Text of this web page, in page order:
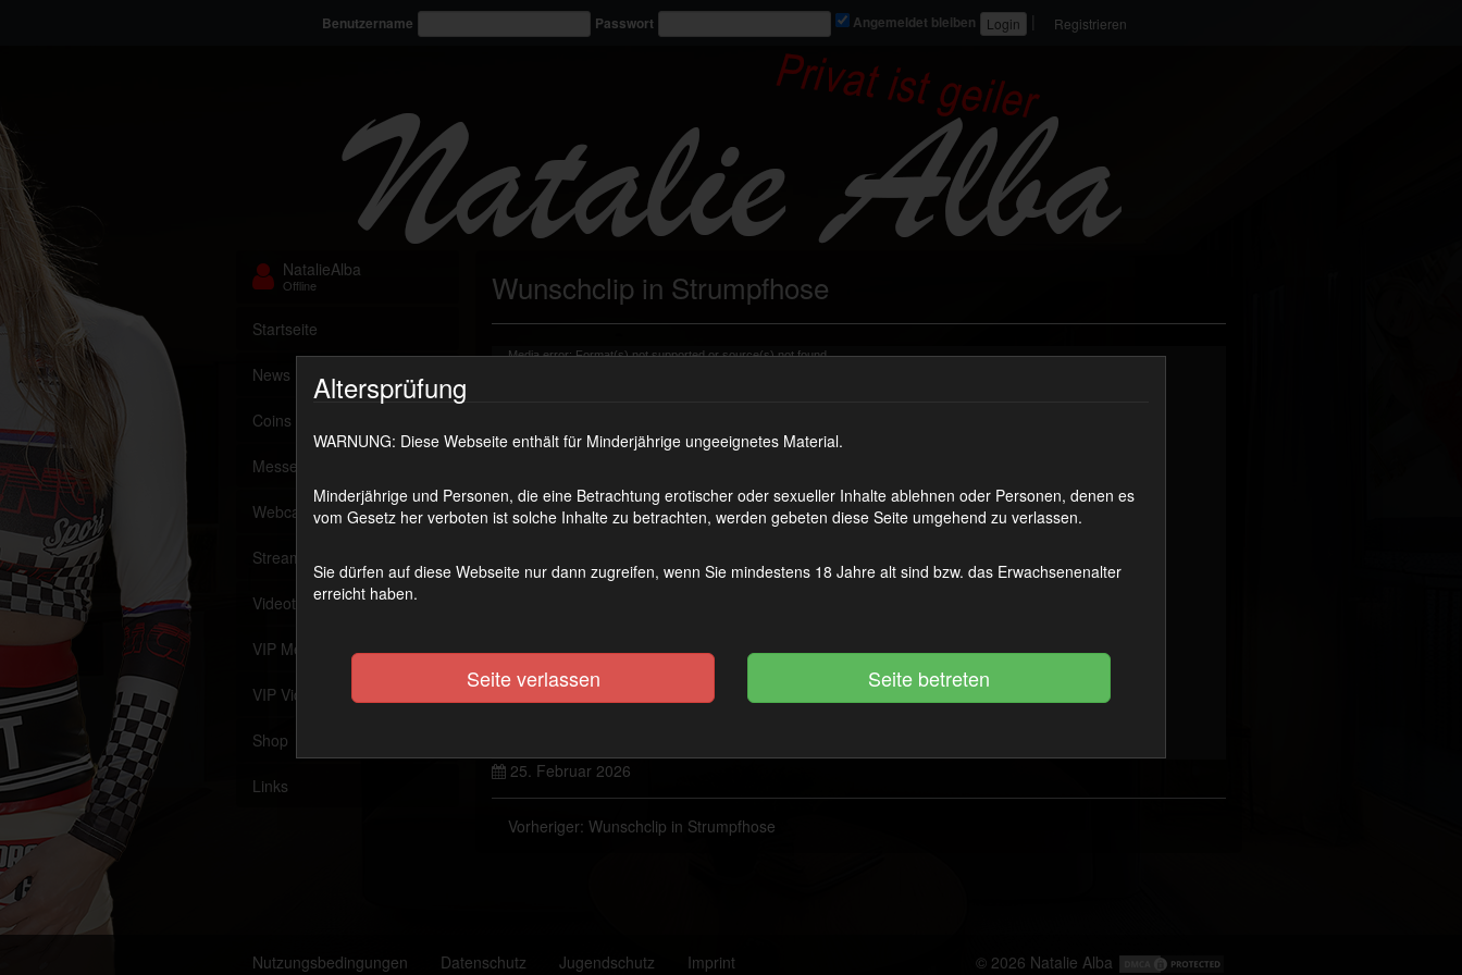
Benutzername Passwort Angemeldet bleiben Registrieren
NatalieAlba
Offline
Startseite
News
Coins aufladen
Messenger
Webcam Offline
Streaming (VoD)
Videothek
VIP Member werden
VIP Videothek
Shop
Links
Wunschclip in Strumpfhose
Video-
Media error: Format(s) not supported or source(s) not found
25. Februar 2026
Vorheriger: Wunschclip in Strumpfhose
Nutzungsbedingungen Datenschutz Jugendschutz Imprint © 2026 Natalie Alba
Altersprüfung
WARNUNG: Diese Webseite enthält für Minderjährige ungeeignetes Material.
Minderjährige und Personen, die eine Betrachtung erotischer oder sexueller Inhalte ablehnen oder Personen, denen es
vom Gesetz her verboten ist solche Inhalte zu betrachten, werden gebeten diese Seite umgehend zu verlassen.
Sie dürfen auf diese Webseite nur dann zugreifen, wenn Sie mindestens 18 Jahre alt sind bzw. das Erwachsenenalter
erreicht haben.
Seite verlassen